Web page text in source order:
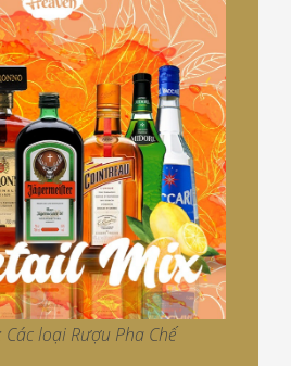
loại Rượu Pha Chế